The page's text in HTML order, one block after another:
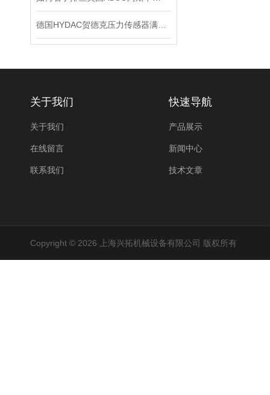
关于我们
关于我们
在线留言
联系我们
快速导航
产品展示
新闻中心
技术文章
Copyright © 2026 上海兴拓机械设备有限公司 版权所有